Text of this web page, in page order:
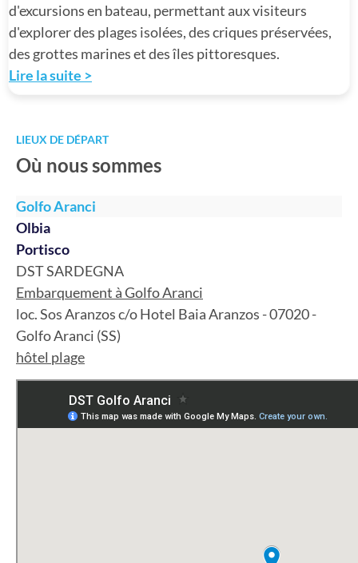
d'excursions en bateau, permettant aux visiteurs
d'explorer des plages isolées, des criques préservées,
des grottes marines et des îles pittoresques.
Lire la suite >
LIEUX DE DÉPART
Où nous sommes
Golfo Aranci
Olbia
Portisco
DST SARDEGNA
Embarquement à Golfo Aranci
loc. Sos Aranzos c/o Hotel Baia Aranzos - 07020 -
Golfo Aranci (SS)
hôtel plage